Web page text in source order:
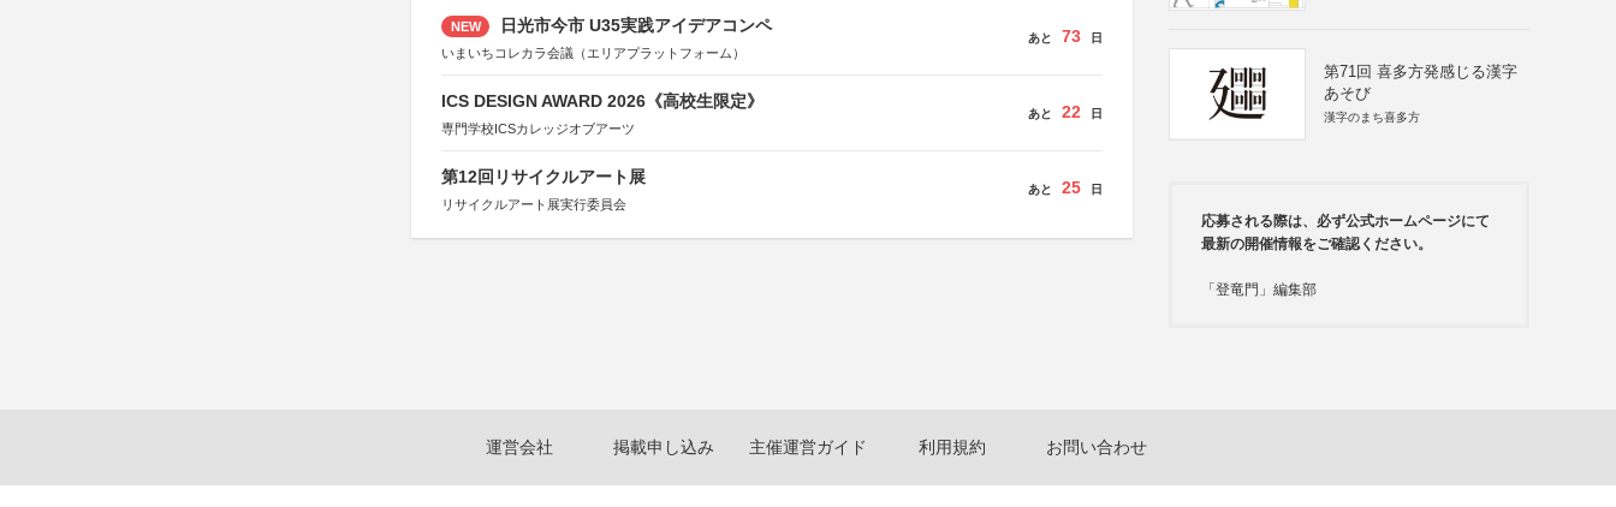
NEW 日光市今市 U35実践アイデアコンペ
いまいちコレカラ会議（エリアプラットフォーム）
あと 73 日
ICS DESIGN AWARD 2026《高校生限定》
専門学校ICSカレッジオブアーツ
あと 22 日
第12回リサイクルアート展
リサイクルアート展実行委員会
あと 25 日
第71回 喜多方発感じる漢字
あそび
漢字のまち喜多方
応募される際は、必ず公式ホームページにて
最新の開催情報をご確認ください。
「登竜門」編集部
運営会社 掲載申し込み 主催運営ガイド 利用規約 お問い合わせ